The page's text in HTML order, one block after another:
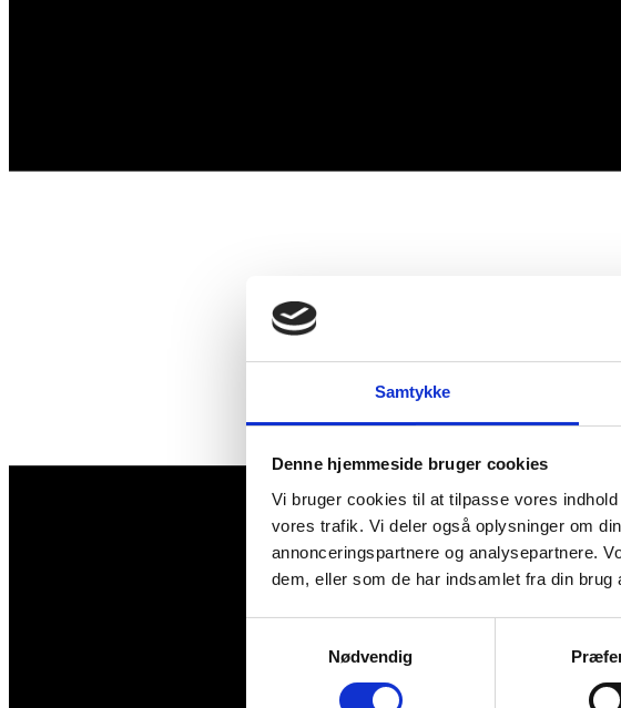
Samtykke
Denne hjemmeside bruger cookies
Vi bruger cookies til at tilpasse vores
vores trafik. Vi deler også oplysninger om
annonceringspartnere og analysepartnere.
dem, eller som de har indsamlet fra din brug
Nødvendig